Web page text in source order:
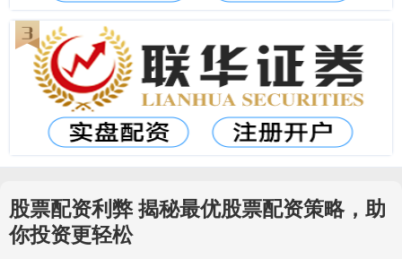
股票配资利弊 揭秘最优股票配资策略，助
你投资更轻松